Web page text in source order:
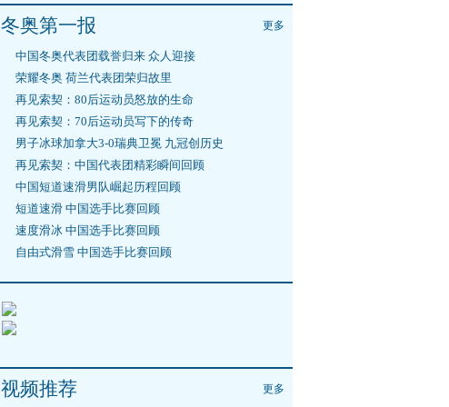
冬奥第一报 更多
中国冬奥代表团载誉归来 众人迎接
荣耀冬奥 荷兰代表团荣归故里
再见索契：80后运动员怒放的生命
再见索契：70后运动员写下的传奇
男子冰球加拿大3-0瑞典卫冕 九冠创历史
再见索契：中国代表团精彩瞬间回顾
中国短道速滑男队崛起历程回顾
短道速滑 中国选手比赛回顾
速度滑冰 中国选手比赛回顾
自由式滑雪 中国选手比赛回顾
视频推荐 更多